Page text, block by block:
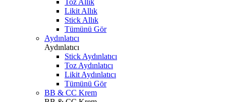
Toz Allık
Likit Allık
Stick Allık
Tümünü Gör
Aydınlatıcı
Aydınlatıcı
Stick Aydınlatıcı
Toz Aydınlatıcı
Likit Aydınlatıcı
Tümünü Gör
BB & CC Krem